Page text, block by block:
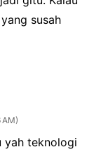
susah
AM
yah teknologi